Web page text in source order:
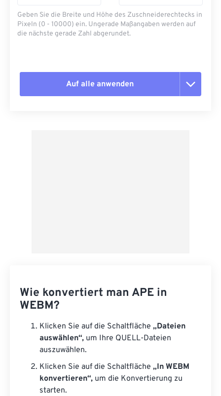
Geben Sie die Breite und Höhe des Zuschneiderechtecks ​​in
Pixeln (0 - 10000) ein. Ungerade Maßangaben werden auf
die nächste gerade Zahl abgerundet.
Auf alle anwenden
Wie konvertiert man APE in
WEBM?
Klicken Sie auf die Schaltfläche „Dateien
auswählen“, um Ihre QUELL-Dateien
auszuwählen.
Klicken Sie auf die Schaltfläche „In WEBM
konvertieren“, um die Konvertierung zu
starten.